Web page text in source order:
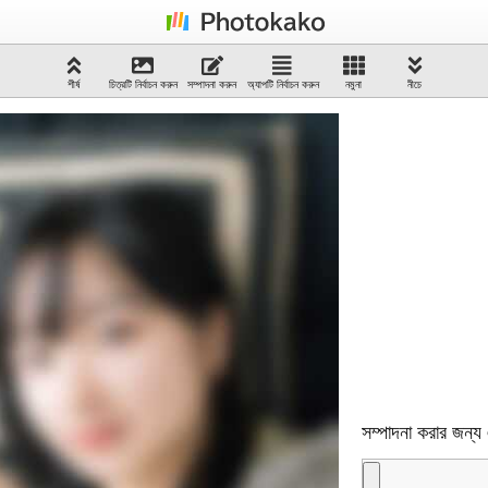
শীর্ষ চিত্রটি নির্বাচন করুন সম্পাদনা করুন অ্যাপটি নির্বাচন করুন নমুনা নীচে
সম্পাদনা করার জন্য